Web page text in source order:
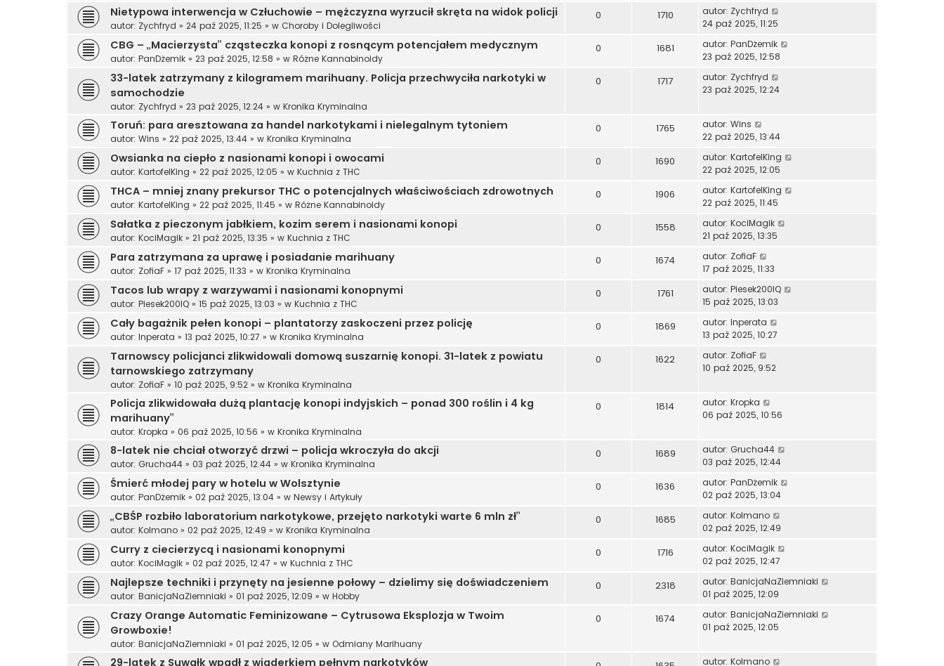
Nietypowa interwencja w Człuchowie – mężczyzna wyrzucił skręta na widok policji
autor: Zychfryd » 24 paź 2025, 11:25 » w Choroby i Dolegliwości
0 1710 autor: Zychfryd
24 paź 2025, 11:25
CBG – „Macierzysta” cząsteczka konopi z rosnącym potencjałem medycznym
autor: PanDżemik » 23 paź 2025, 12:58 » w Różne Kannabinoidy
0 1681 autor: PanDżemik
23 paź 2025, 12:58
33-latek zatrzymany z kilogramem marihuany. Policja przechwyciła narkotyki w
samochodzie
autor: Zychfryd » 23 paź 2025, 12:24 » w Kronika Kryminalna
0 1717 autor: Zychfryd
23 paź 2025, 12:24
Toruń: para aresztowana za handel narkotykami i nielegalnym tytoniem
autor: Wins » 22 paź 2025, 13:44 » w Kronika Kryminalna
0 1765 autor: Wins
22 paź 2025, 13:44
Owsianka na ciepło z nasionami konopi i owocami
autor: KartofelKing » 22 paź 2025, 12:05 » w Kuchnia z THC
0 1690 autor: KartofelKing
22 paź 2025, 12:05
THCA – mniej znany prekursor THC o potencjalnych właściwościach zdrowotnych
autor: KartofelKing » 22 paź 2025, 11:45 » w Różne Kannabinoidy
0 1906 autor: KartofelKing
22 paź 2025, 11:45
Sałatka z pieczonym jabłkiem, kozim serem i nasionami konopi
autor: KociMagik » 21 paź 2025, 13:35 » w Kuchnia z THC
0 1558 autor: KociMagik
21 paź 2025, 13:35
Para zatrzymana za uprawę i posiadanie marihuany
autor: ZofiaF » 17 paź 2025, 11:33 » w Kronika Kryminalna
0 1674 autor: ZofiaF
17 paź 2025, 11:33
Tacos lub wrapy z warzywami i nasionami konopnymi
autor: Piesek200IQ » 15 paź 2025, 13:03 » w Kuchnia z THC
0 1761 autor: Piesek200IQ
15 paź 2025, 13:03
Cały bagażnik pełen konopi – plantatorzy zaskoczeni przez policję
autor: Inperata » 13 paź 2025, 10:27 » w Kronika Kryminalna
0 1869 autor: Inperata
13 paź 2025, 10:27
Tarnowscy policjanci zlikwidowali domową suszarnię konopi. 31-latek z powiatu
tarnowskiego zatrzymany
autor: ZofiaF » 10 paź 2025, 9:52 » w Kronika Kryminalna
0 1622 autor: ZofiaF
10 paź 2025, 9:52
Policja zlikwidowała dużą plantację konopi indyjskich – ponad 300 roślin i 4 kg
marihuany”
autor: Kropka » 06 paź 2025, 10:56 » w Kronika Kryminalna
0 1814 autor: Kropka
06 paź 2025, 10:56
8-latek nie chciał otworzyć drzwi – policja wkroczyła do akcji
autor: Grucha44 » 03 paź 2025, 12:44 » w Kronika Kryminalna
0 1689 autor: Grucha44
03 paź 2025, 12:44
Śmierć młodej pary w hotelu w Wolsztynie
autor: PanDżemik » 02 paź 2025, 13:04 » w Newsy i Artykuły
0 1636 autor: PanDżemik
02 paź 2025, 13:04
„CBŚP rozbiło laboratorium narkotykowe, przejęto narkotyki warte 6 mln zł”
autor: Kolmano » 02 paź 2025, 12:49 » w Kronika Kryminalna
0 1685 autor: Kolmano
02 paź 2025, 12:49
Curry z ciecierzycą i nasionami konopnymi
autor: KociMagik » 02 paź 2025, 12:47 » w Kuchnia z THC
0 1716 autor: KociMagik
02 paź 2025, 12:47
Najlepsze techniki i przynęty na jesienne połowy – dzielimy się doświadczeniem
autor: BanicjaNaZiemniaki » 01 paź 2025, 12:09 » w Hobby
0 2318 autor: BanicjaNaZiemniaki
01 paź 2025, 12:09
Crazy Orange Automatic Feminizowane – Cytrusowa Eksplozja w Twoim
Growboxie!
autor: BanicjaNaZiemniaki » 01 paź 2025, 12:05 » w Odmiany Marihuany
0 1674 autor: BanicjaNaZiemniaki
01 paź 2025, 12:05
29-latek z Suwałk wpadł z wiaderkiem pełnym narkotyków autor: Kolmano